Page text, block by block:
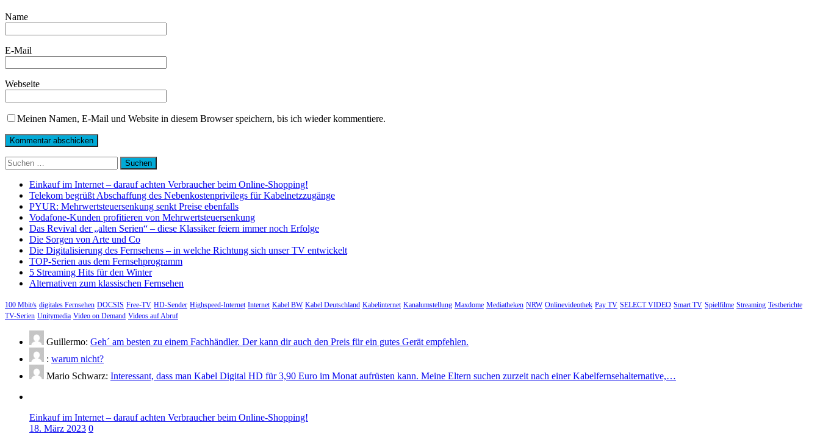
Name
E-Mail
Webseite
Meinen Namen, E-Mail und Website in diesem Browser speichern, bis ich wieder kommentiere.
Suchen
nach:
Einkauf im Internet – darauf achten Verbraucher beim Online-Shopping!
Telekom begrüßt Abschaffung des Nebenkostenprivilegs für Kabelnetzzugänge
PYUR: Mehrwertsteuersenkung senkt Preise ebenfalls
Vodafone-Kunden profitieren von Mehrwertsteuersenkung
Das Revival der „alten Serien“ – diese Klassiker feiern immer noch Erfolge
Die Sorgen von Arte und Co
Die Digitalisierung des Fernsehens – in welche Richtung sich unser TV entwickelt
TOP-Serien aus dem Fernsehprogramm
5 Streaming Hits für den Winter
Alternativen zum klassischen Fernsehen
100 Mbit/s digitales Fernsehen DOCSIS Free-TV HD-Sender Highspeed-Internet Internet Kabel BW Kabel Deutschland Kabelinternet Kanalumstellung Maxdome Mediatheken NRW Onlinevideothek Pay TV SELECT VIDEO Smart TV Spielfilme Streaming Testberichte
TV-Serien Unitymedia Video on Demand Videos auf Abruf
Guillermo: Geh´ am besten zu einem Fachhändler. Der kann dir auch den Preis für ein gutes Gerät empfehlen.
: warum nicht?
Mario Schwarz: Interessant, dass man Kabel Digital HD für 3,90 Euro im Monat aufrüsten kann. Meine Eltern suchen zurzeit nach einer Kabelfernsehalternative,…
Einkauf im Internet – darauf achten Verbraucher beim Online-Shopping!
18. März 2023 0